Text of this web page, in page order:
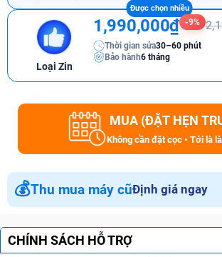
Loại Zin
1,990,000₫ -9%
Thời gian sửa30–60 phút
Bảo hành6 tháng
MUA (ĐẶT HẸN
Không cần đặt cọc • Tới là
💰Thu mua máy cũĐịnh giá ngay
CHÍNH SÁCH HỖ TRỢ